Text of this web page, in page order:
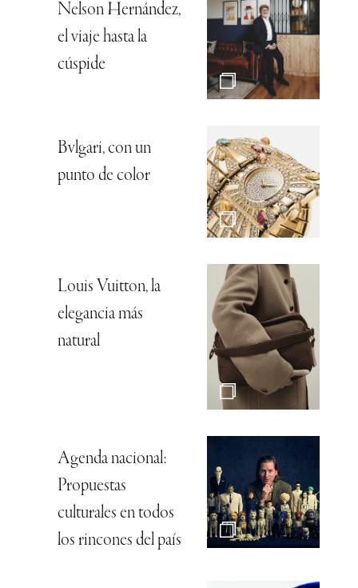
Nelson Hernández,
el viaje hasta la
cúspide
Bvlgari, con un
punto de color
Louis Vuitton, la
elegancia más
natural
Agenda nacional:
Propuestas
culturales en todos
los rincones del país